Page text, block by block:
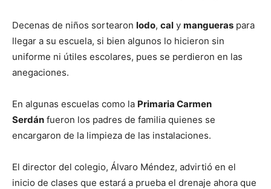
Decenas de niños sortearon lodo, cal y mangueras para
llegar a su escuela, si bien algunos lo hicieron sin
uniforme ni útiles escolares, pues se perdieron en las
anegaciones.
En algunas escuelas como la Primaria Carmen
Serdán fueron los padres de familia quienes se
encargaron de la limpieza de las instalaciones.
El director del colegio, Álvaro Méndez, advirtió en el
inicio de clases que estará a prueba el drenaje ahora que